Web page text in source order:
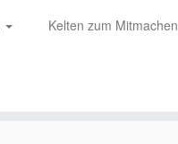
Kelten zum Mitmachen